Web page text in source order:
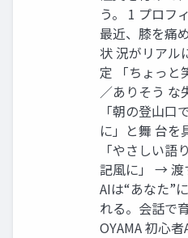
う。 1 プロフ
最近、膝を痛
状 況がリアル
定 「ちょっと
／ありそう な
「朝の登⼭⼝
に」と舞 台を
「やさしい語
記⾵に」 → 渡
AIは“あなた”
れる。会話で
OYAMA 初⼼